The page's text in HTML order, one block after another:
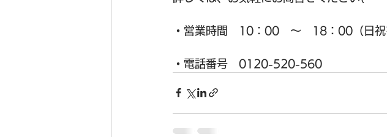
・営業時間　10：00　～　18：00（日祝
・電話番号　0120-520-560